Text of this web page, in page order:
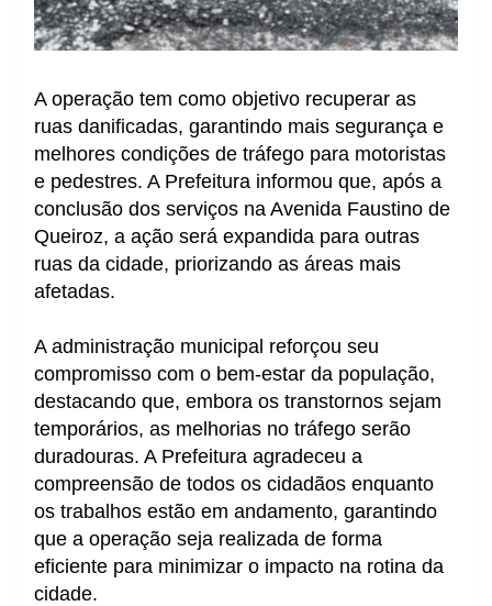
A operação tem como objetivo recuperar as
ruas danificadas, garantindo mais segurança e
melhores condições de tráfego para motoristas
e pedestres. A Prefeitura informou que, após a
conclusão dos serviços na Avenida Faustino de
Queiroz, a ação será expandida para outras
ruas da cidade, priorizando as áreas mais
afetadas.
A administração municipal reforçou seu
compromisso com o bem-estar da população,
destacando que, embora os transtornos sejam
temporários, as melhorias no tráfego serão
duradouras. A Prefeitura agradeceu a
compreensão de todos os cidadãos enquanto
os trabalhos estão em andamento, garantindo
que a operação seja realizada de forma
eficiente para minimizar o impacto na rotina da
cidade.